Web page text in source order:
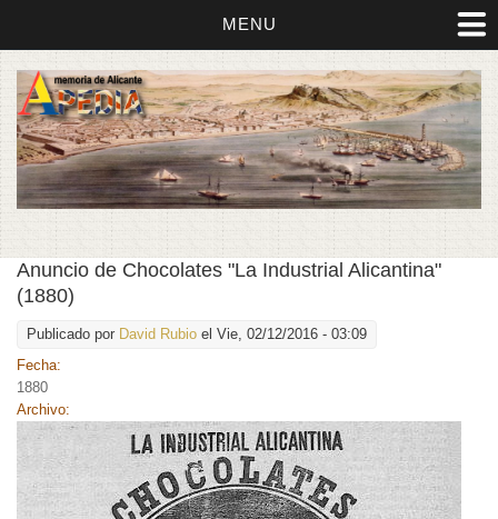
MENU
Anuncio de Chocolates "La Industrial Alicantina"
(1880)
Publicado por David Rubio el Vie, 02/12/2016 - 03:09
Fecha:
1880
Archivo: